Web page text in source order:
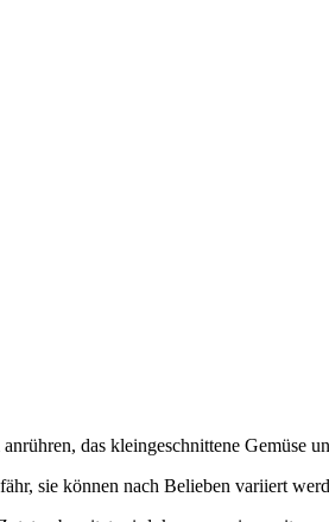
das kleingeschnittene Gemüse
sie können nach Belieben variiert